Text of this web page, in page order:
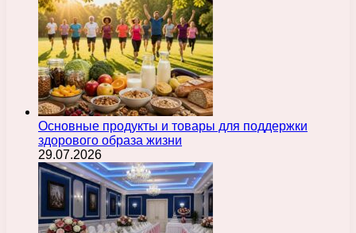
Основные продукты и товары для поддержки
здорового образа жизни
29.07.2026